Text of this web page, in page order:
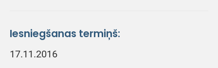
Iesniegšanas termiņš:
17.11.2016